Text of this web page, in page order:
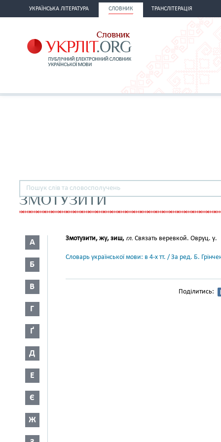
УКРАЇНСЬКА ЛІТЕРАТУРА СЛОВНИК ТРАНСЛІТЕРАЦІЯ
ЗМОТУЗИТИ
А
Б
В
Г
Ґ
Д
Е
Є
Ж
Змотузити, жу, зиш, гл. Связать веревкой. Овруц. у.
Словарь української мови: в 4-х тт. / За ред. Б.
Поділитись: